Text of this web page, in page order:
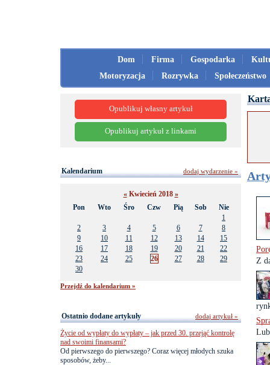
Dom Firma Gospodarka
Motoryzacja
Rozrywka Społeczeństwo
Z
Opublikuj własny artykuł
Opublikuj artykuł z linkami
Kalendarium
«Kwiecień 2018 »
Pon
Wto Śro Czw Pią Sob
Nie
1
2
3 4 5 6 7
8
9
10 11 12 13 14
15
16
17 18 19 20 21
22
23
24 25 26 27 28
29
30
Przejdź do kalendarium »
dodaj wydarzenie »
Ostatnio dodane artykuły
Życie od wypłaty do wypłaty – jak przed 30. przejąć kontrolę
nad swoimi finansami?
Od pierwszego do pierwszego? Coraz więcej młodych szuka
sposobów, żeby...
dodaj artykuł »